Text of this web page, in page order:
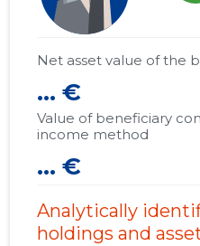
Net asset value of the
... €
Value of beneficiary
income method
... €
Analytically
holdings and